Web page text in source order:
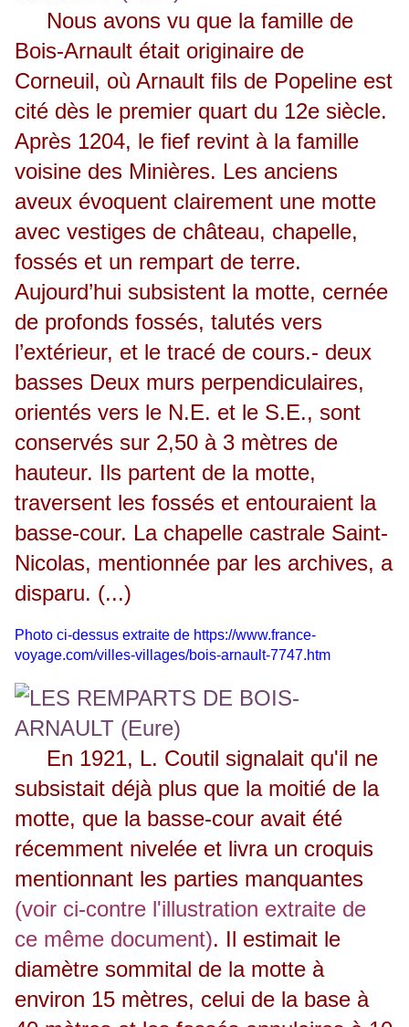
Nous avons vu que la famille de
Bois-Arnault était originaire de
Corneuil, où Arnault fils de Popeline est
cité dès le premier quart du 12e siècle.
Après 1204, le fief revint à la famille
voisine des Minières. Les anciens
aveux évoquent clairement une motte
avec vestiges de château, chapelle,
fossés et un rempart de terre.
Aujourd’hui subsistent la motte, cernée
de profonds fossés, talutés vers
l’extérieur, et le tracé de cours.- deux
basses Deux murs perpendiculaires,
orientés vers le N.E. et le S.E., sont
conservés sur 2,50 à 3 mètres de
hauteur. Ils partent de la motte,
traversent les fossés et entouraient la
basse-cour. La chapelle castrale Saint-
Nicolas, mentionnée par les archives, a
disparu. (...)
Photo ci-dessus extraite de https://www.france-
voyage.com/villes-villages/bois-arnault-7747.htm
En 1921, L. Coutil signalait qu'il ne
subsistait déjà plus que la moitié de la
motte, que la basse-cour avait été
récemment nivelée et livra un croquis
men­tionnant les parties manquantes
(voir ci-contre l'illustration extraite de
ce même document). Il estimait le
diamètre sommi­tal de la motte à
environ 15 mètres, celui de la base à